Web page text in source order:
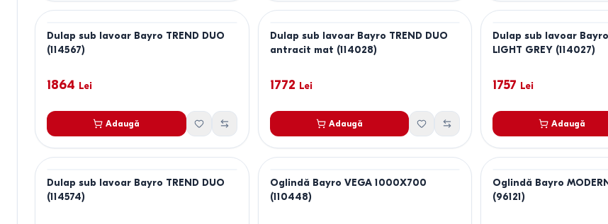
Dulap sub lavoar Bayro TREND DUO
(114567)
1864 Lei
Adaugă
Dulap sub lavoar Bayro TREND DUO
antracit mat (114028)
1772 Lei
Adaugă
Dulap sub lavoar Bayro
LIGHT GREY (114027)
1757 Lei
Adaugă
Dulap sub lavoar Bayro TREND DUO
(114574)
Oglindă Bayro VEGA 1000X700
(110448)
Oglindă Bayro
(96121)